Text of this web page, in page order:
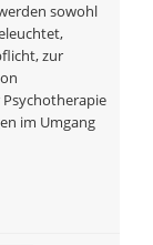
sowohl
zur
im Umgang